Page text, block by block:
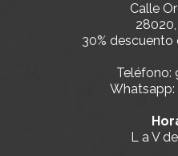
Calle
30% descuento
Teléfono:
Whatsapp:
L a V